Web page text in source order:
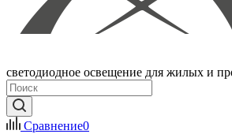
светодиодное освещение для жилых и
Сравнение0